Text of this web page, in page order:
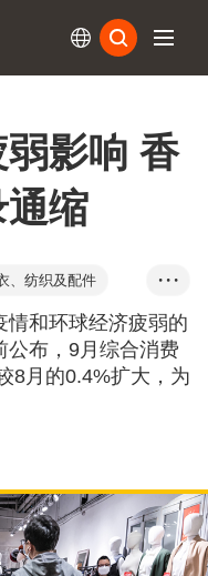
影响 香
缩
、纺织及配件
• • •
情和环球经济疲弱的
公布，9月综合消费
8月的0.4%扩大，为